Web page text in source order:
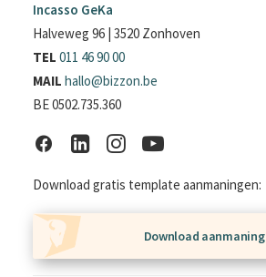
Incasso GeKa
Halveweg 96 | 3520 Zonhoven
TEL 011 46 90 00
MAIL hallo@bizzon.be
BE 0502.735.360
Download gratis template aanmaningen:
Download aanmaning